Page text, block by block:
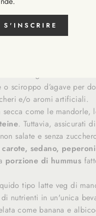
intera o
ananas, fragole,
Puoi gustarlo da solo
sciroppo d’agave per
e/o aromi artificiali.
come le mandorle,
. Tuttavia, assicurati
salate e senza
carote, sedano,
porzione di hummus
tipo latte veg di
nutrienti in un'unica
come banana e
S'INSCRIRE